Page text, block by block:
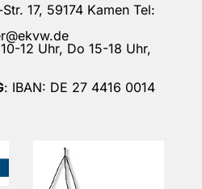
17, 59174 Kamen Tel:
12 Uhr, Do 15-18 Uhr,
: IBAN: DE 27 4416 0014